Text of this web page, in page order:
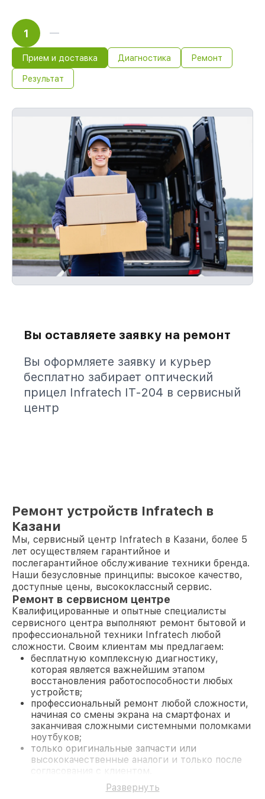
1
Прием и доставка Диагностика Ремонт
Результат
Вы оставляете заявку на ремонт
Вы оформляете заявку и курьер
бесплатно забирает оптический
прицел Infratech IT-204 в сервисный
центр
Ремонт устройств Infratech в
Казани
Мы, сервисный центр Infratech в Казани, более 5
лет осуществляем гарантийное и
послегарантийное обслуживание техники бренда.
Наши безусловные принципы: высокое качество,
доступные цены, высококлассный сервис.
Ремонт в сервисном центре
Квалифицированные и опытные специалисты
сервисного центра выполняют ремонт бытовой и
профессиональной техники Infratech любой
сложности. Своим клиентам мы предлагаем:
бесплатную комплексную диагностику,
которая является важнейшим этапом
восстановления работоспособности любых
устройств;
профессиональный ремонт любой сложности,
начиная со смены экрана на смартфонах и
заканчивая сложными системными поломками
ноутбуков;
только оригинальные запчасти или
высококачественные аналоги и только после
согласования с клиентом.
На все работы и замененные комплектующие
предоставляется длительная гарантия. В случае
Развернуть